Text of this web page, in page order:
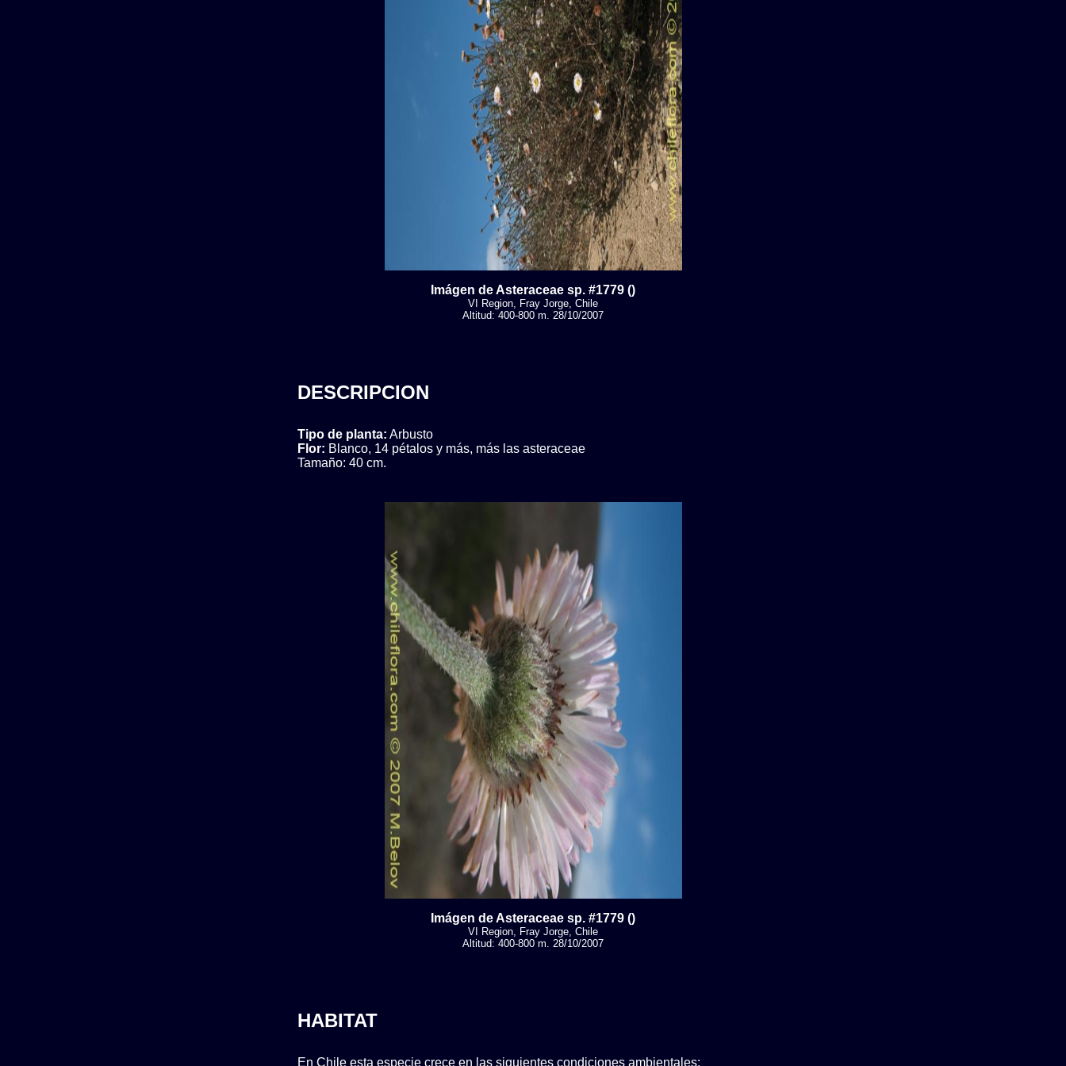
Imágen de Asteraceae sp. #1779 ()
VI Region, Fray Jorge, Chile
Altitud: 400-800 m. 28/10/2007
DESCRIPCION
Tipo de planta: Arbusto
Flor: Blanco, 14 pétalos y más, más las asteraceae
Tamaño: 40 cm.
Imágen de Asteraceae sp. #1779 ()
VI Region, Fray Jorge, Chile
Altitud: 400-800 m. 28/10/2007
HABITAT
En Chile esta especie crece en las siguientes condiciones ambientales: